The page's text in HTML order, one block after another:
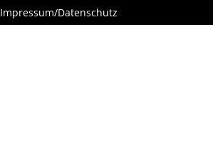
Impressum/Datenschutz